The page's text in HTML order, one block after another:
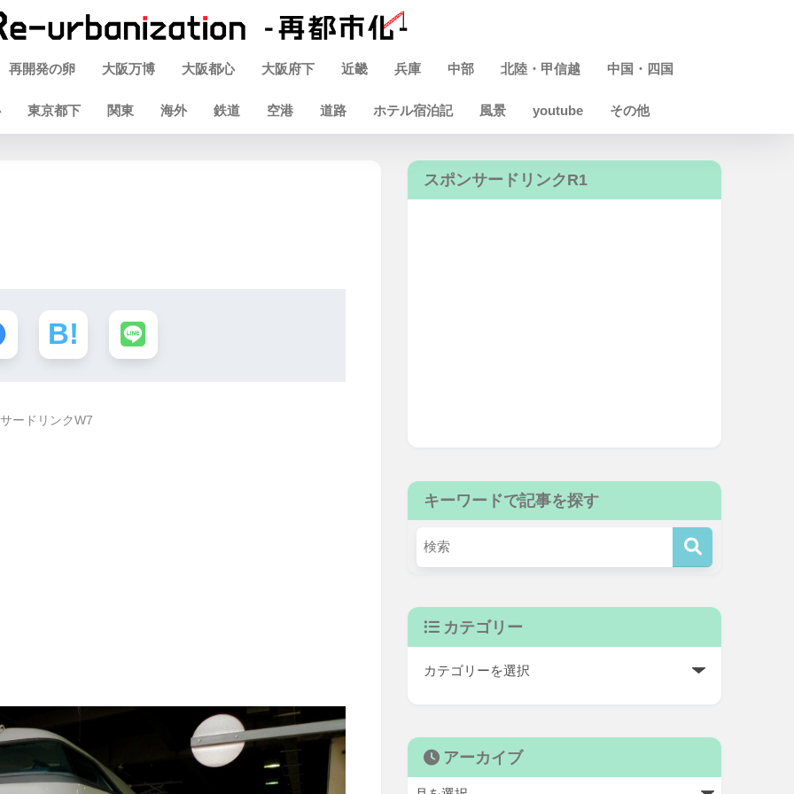
再開発の卵 大阪万博 大阪都心 大阪府下 近畿 兵庫 中部 北陸・甲信越 中国・四国
東京都下 関東 海外 鉄道 空港 道路 ホテル宿泊記 風景 youtube その他
ードリンクW7
スポンサードリンクR1
キーワードで記事を探す
カテゴリー
アーカイブ